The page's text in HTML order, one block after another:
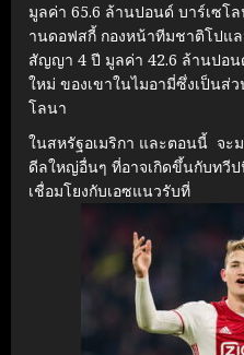
มูลค่า 65.6 ล้านปอนด์ บาร์เซโ
านดอฟสกี้ กองหน้าทีมชาติโปแ
สัญญา 4 ปี มูลค่า 42.6 ล้านปอน
ใหม่ ของเขาในไมอามี่ซึ่งเป็นส่
โลนา
ในสหรัฐอเมริกา และตอนนี้ จะ
ดีลใหญ่อื่นๆ ที่อาจเกิดขึ้นกับทวี
เชื่อมโยงกับเอซแนวรับที่